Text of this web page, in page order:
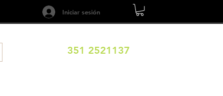
Iniciar sesión
351 2521137